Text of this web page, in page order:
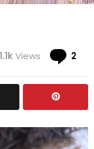
1.1kViews 2